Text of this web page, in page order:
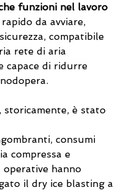
funzioni nel lavoro
rapido da avviare,
compatibile
rete di aria
capace di ridurre
storicamente, è stato
consumi
compressa e
operative hanno
il dry ice blasting a